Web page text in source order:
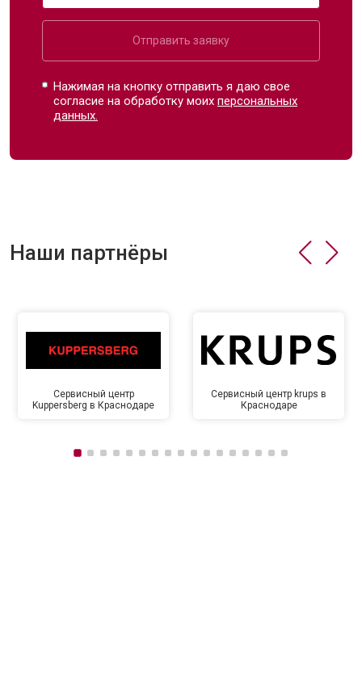
Отправить заявку
Нажимая на кнопку отправить я даю свое
согласие на обработку моихперсональных
данных.
Наши партнёры
Сервисный центр
Kuppersberg в Краснодаре
Сервисный центр krups в
Краснодаре